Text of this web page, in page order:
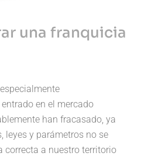
una franquicia
en el mercado
han fracasado, ya
leyes y parámetros no se
correcta a nuestro territorio